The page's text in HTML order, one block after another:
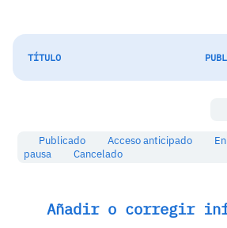
TÍTULO PUBL
Publicado Acceso anticipado
pausa
Cancelado
Añadir o corregir